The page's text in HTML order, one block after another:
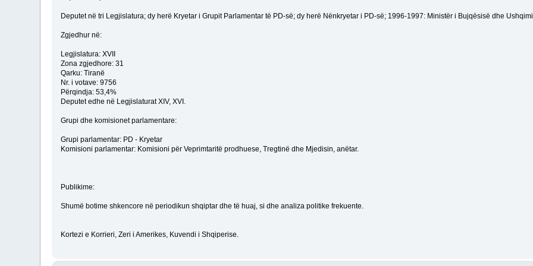
Deputet në tri Legjislatura; dy herë Kryetar i Grupit Parlamentar të PD-së; dy herë Nënkryetar i PD-së; 1996-1997: Ministër i Bujqësisë dhe
Zgjedhur në:
Legjislatura: XVII
Zona zgjedhore: 31
Qarku: Tiranë
Nr. i votave: 9756
Përqindja: 53,4%
Deputet edhe në Legjislaturat XIV, XVI.
Grupi dhe komisionet parlamentare:
Grupi parlamentar: PD - Kryetar
Komisioni parlamentar: Komisioni për Veprimtaritë prodhuese, Tregtinë dhe Mjedisin, anëtar.
Publikime:
Shumë botime shkencore në periodikun shqiptar dhe të huaj, si dhe analiza politike frekuente.
Kortezi e Korrieri, Zeri i Amerikes, Kuvendi i Shqiperise.